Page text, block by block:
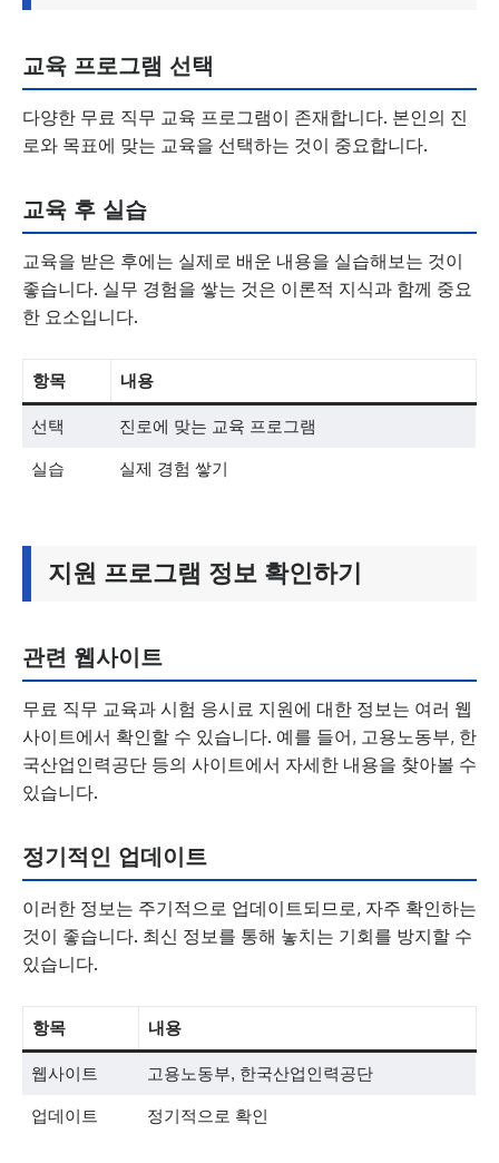
교육 프로그램 선택
다양한 무료 직무 교육 프로그램이 존재합니다. 본인의 진
로와 목표에 맞는 교육을 선택하는 것이 중요합니다.
교육 후 실습
교육을 받은 후에는 실제로 배운 내용을 실습해보는 것이
좋습니다. 실무 경험을 쌓는 것은 이론적 지식과 함께 중요
한 요소입니다.
항목 내용
선택 진로에 맞는 교육 프로그램
실습 실제 경험 쌓기
지원 프로그램 정보 확인하기
관련 웹사이트
무료 직무 교육과 시험 응시료 지원에 대한 정보는 여러 웹
사이트에서 확인할 수 있습니다. 예를 들어, 고용노동부, 한
국산업인력공단 등의 사이트에서 자세한 내용을 찾아볼 수
있습니다.
정기적인 업데이트
이러한 정보는 주기적으로 업데이트되므로, 자주 확인하는
것이 좋습니다. 최신 정보를 통해 놓치는 기회를 방지할 수
있습니다.
항목 내용
웹사이트 고용노동부, 한국산업인력공단
업데이트 정기적으로 확인